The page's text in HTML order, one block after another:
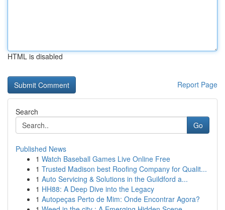
HTML is disabled
Report Page
Search
Go
Published News
1 Watch Baseball Games Live Online Free
1 Trusted Madison best Roofing Company for Qualit...
1 Auto Servicing & Solutions in the Guildford a...
1 HH88: A Deep Dive into the Legacy
1 Autopeças Perto de Mim: Onde Encontrar Agora?